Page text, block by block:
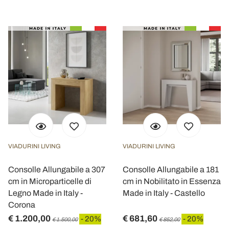
VIADURINI LIVING
Consolle Allungabile a 307
cm in Microparticelle di
Legno Made in Italy -
Corona
€ 1.200,00 € 1.500,00 - 20%
VIADURINI LIVING
Consolle Allungabile a 181
cm in Nobilitato in Essenza
Made in Italy - Castello
€ 681,60 € 852,00 - 20%